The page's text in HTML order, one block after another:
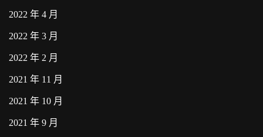
2022 年 4 月
2022 年 3 月
2022 年 2 月
2021 年 11 月
2021 年 10 月
2021 年 9 月